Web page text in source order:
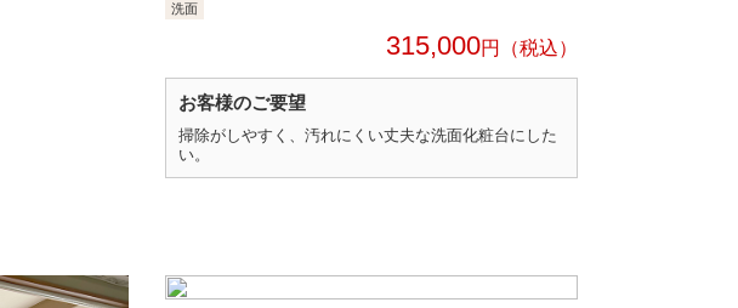
洗面
315,000円
お客様のご要望
掃除がしやすく、汚れにくい丈夫な洗面化粧台にした
い。